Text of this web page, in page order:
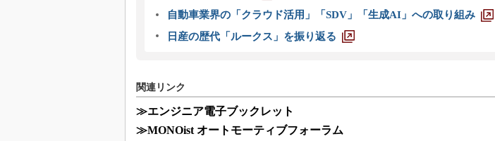
自動車業界の「クラウド活用」「SDV」「生成AI」への取り組み
日産の歴代「ルークス」を振り返る
関連リンク
≫エンジニア電子ブックレット
≫MONOist オートモーティブフォーラム